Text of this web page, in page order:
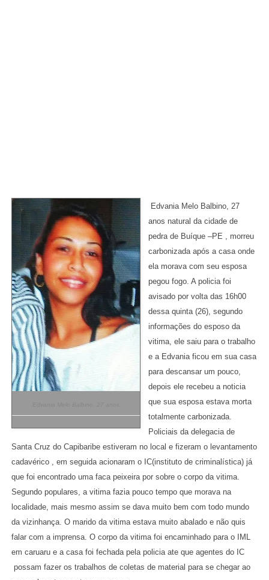
Edvania Melo Balbino, 27
anos natural da cidade de
pedra de Buíque –PE , morreu
carbonizada após a casa onde
ela morava com seu esposa
pegou fogo. A policia foi
avisado por volta das 16h00
dessa quinta (26), segundo
informações do esposo da
vitima, ele saiu para o trabalho
e a Edvania ficou em sua casa
para descansar um pouco,
depois ele recebeu a noticia
que sua esposa estava morta
totalmente carbonizada.
Policiais da delegacia de
Santa Cruz do Capibaribe estiveram no local e fizeram o levantamento
cadavérico , em seguida acionaram o IC(instituto de criminalística) já
que foi encontrado uma faca peixeira por sobre o corpo da vitima.
Segundo populares, a vitima fazia pouco tempo que morava na
localidade, mais mesmo assim se dava muito bem com todo mundo
da vizinhança. O marido da vitima estava muito abalado e não quis
falar com a imprensa. O corpo da vitima foi encaminhado para o IML
em caruaru e a casa foi fechada pela policia ate que agentes do IC
possam fazer os trabalhos de coletas de material para se chegar ao